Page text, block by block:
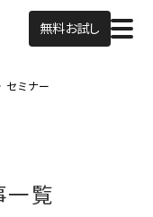
無料お試し
セミナー
一覧